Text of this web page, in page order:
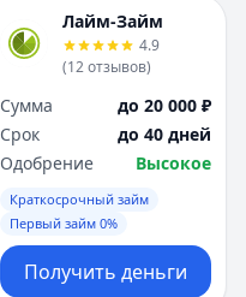
Лайм-Займ
4.9
(12отзывов)
Сумма
до 20 000 ₽
Срок
до 40 дней
Одобрение
Высокое
Краткосрочный займ
Первый займ 0%
Получить деньги